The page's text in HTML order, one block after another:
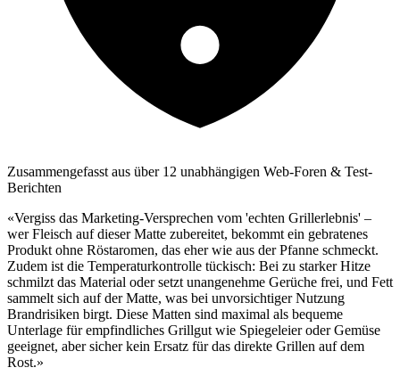
Zusammengefasst aus über 12 unabhängigen Web-Foren & Test-
Berichten
«Vergiss das Marketing-Versprechen vom 'echten Grillerlebnis' –
wer Fleisch auf dieser Matte zubereitet, bekommt ein gebratenes
Produkt ohne Röstaromen, das eher wie aus der Pfanne schmeckt.
Zudem ist die Temperaturkontrolle tückisch: Bei zu starker Hitze
schmilzt das Material oder setzt unangenehme Gerüche frei, und Fett
sammelt sich auf der Matte, was bei unvorsichtiger Nutzung
Brandrisiken birgt. Diese Matten sind maximal als bequeme
Unterlage für empfindliches Grillgut wie Spiegeleier oder Gemüse
geeignet, aber sicher kein Ersatz für das direkte Grillen auf dem
Rost.»